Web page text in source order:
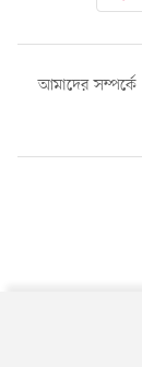
আমাদের সম্পর্কে